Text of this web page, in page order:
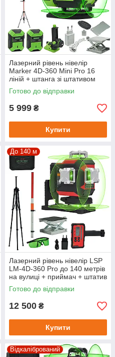
Лазерний рівень нівелір
Marker 4D-360 Mini Pro 16
ліній + штанга зі штативом
3.6м
Готово до відправки
5 999 ₴
Купити
До 140 м
Лазерний рівень нівелір LSP
LM-4D-360 Pro до 140 метрів
на вулиці + приймач + штатив
+ рейка
Готово до відправки
12 500 ₴
Купити
Відкалібрований